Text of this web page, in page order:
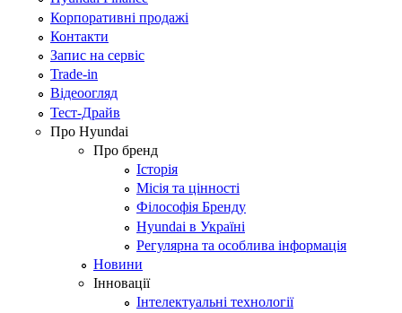
Корпоративні продажі
Контакти
Запис на сервіс
Trade-in
Відеоогляд
Тест-Драйв
Про Hyundai
Про бренд
Історія
Місія та цінності
Філософія Бренду
Hyundai в Україні
Регулярна та особлива інформація
Новини
Інновації
Інтелектуальні технології